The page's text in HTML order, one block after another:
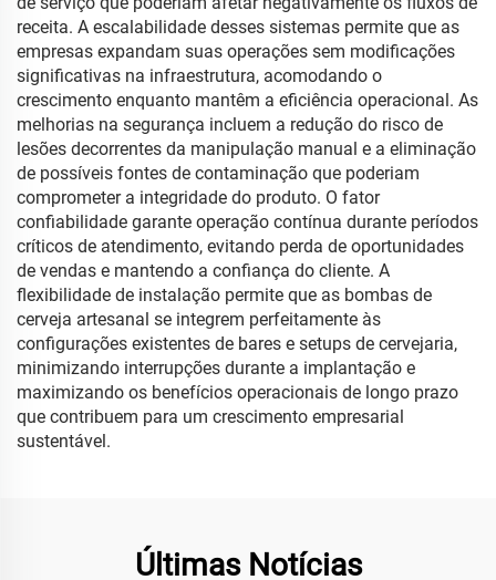
receita. A escalabilidade desses sistemas permite que as
empresas expandam suas operações sem modificações
significativas na infraestrutura, acomodando o
crescimento enquanto mantêm a eficiência operacional. As
melhorias na segurança incluem a redução do risco de
lesões decorrentes da manipulação manual e a eliminação
de possíveis fontes de contaminação que poderiam
comprometer a integridade do produto. O fator
confiabilidade garante operação contínua durante períodos
críticos de atendimento, evitando perda de oportunidades
de vendas e mantendo a confiança do cliente. A
flexibilidade de instalação permite que as bombas de
cerveja artesanal se integrem perfeitamente às
configurações existentes de bares e setups de cervejaria,
minimizando interrupções durante a implantação e
maximizando os benefícios operacionais de longo prazo
que contribuem para um crescimento empresarial
sustentável.
Últimas Notícias